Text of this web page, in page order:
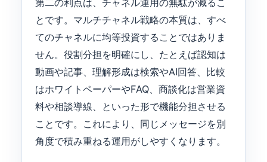
第二の利点は、チャネル運用の無駄が減るこ
とです。マルチチャネル戦略の本質は、すべ
てのチャネルに均等投資することではありま
せん。役割分担を明確にし、たとえば認知は
動画や記事、理解形成は検索やAI回答、比較
はホワイトペーパーやFAQ、商談化は営業資
料や相談導線、といった形で機能分担させる
ことです。これにより、同じメッセージを別
角度で積み重ねる運用がしやすくなります。